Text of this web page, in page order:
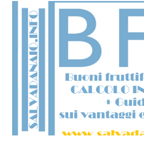
che un titolo offerto al creditore
Questo titolo esecutivo infatti
pignorare il bene messo a cambiale ,
dovesse finire di pagare il debito e di
dovesse creare un insolvenza di
Leggi anche => Cos'è il prestito a
modulo per cancellarsi dal CRIF